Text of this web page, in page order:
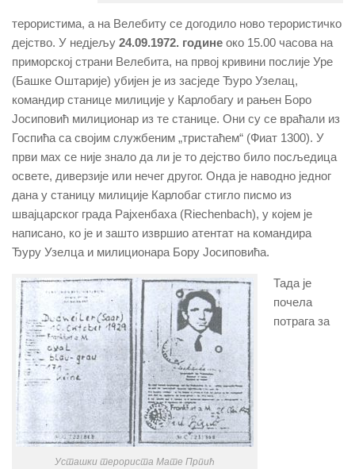
терористима, а на Велебиту се догодило ново терористичко
дејство. У недјељу 24.09.1972. године око 15.00 часова на
приморској страни Велебита, на првој кривини послије Уре
(Башке Оштарије) убијен је из засједе Ђуро Узелац,
командир станице милиције у Карлобагу и рањен Боро
Јосиповић милиционар из те станице. Они су се враћали из
Госпића са својим службеним „тристаћем“ (Фиат 1300). У
први мах се није знало да ли је то дејство било посљедица
освете, диверзије или нечег другог. Онда је наводно једног
дана у станицу милиције Карлобаг стигло писмо из
швајцарског града Рајхенбаха (Riechenbach), у којем је
написано, ко је и зашто извршио атентат на командира
Ђуру Узелца и милиционара Бору Јосиповића.
Усташки терориста Мате Прпић
Тада је
почела
потрага за